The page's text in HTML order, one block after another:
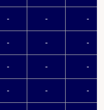
- - -
- - -
- - -
- - -